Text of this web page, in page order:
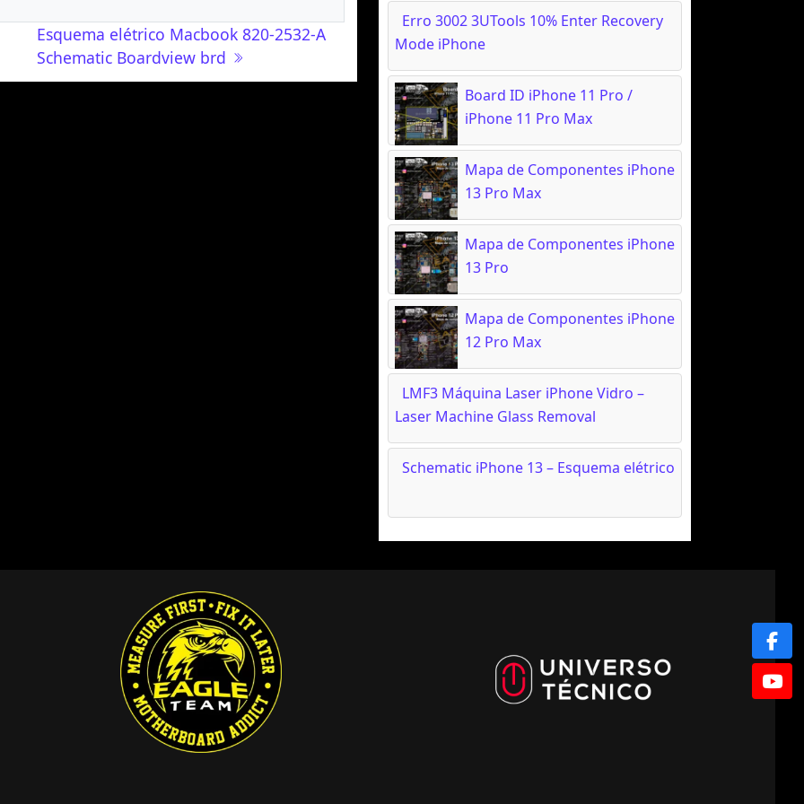
Esquema elétrico Macbook 820-2532-A
Schematic Boardview brd
Erro 3002 3UTools 10% Enter Recovery
Mode iPhone
Board ID iPhone 11 Pro /
iPhone 11 Pro Max
Mapa de Componentes iPhone
13 Pro Max
Mapa de Componentes iPhone
13 Pro
Mapa de Componentes iPhone
12 Pro Max
LMF3 Máquina Laser iPhone Vidro –
Laser Machine Glass Removal
Schematic iPhone 13 – Esquema elétrico